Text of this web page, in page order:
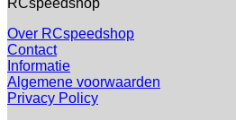
RCspeedshop
Over RCspeedshop
Contact
Informatie
Algemene voorwaarden
Privacy Policy